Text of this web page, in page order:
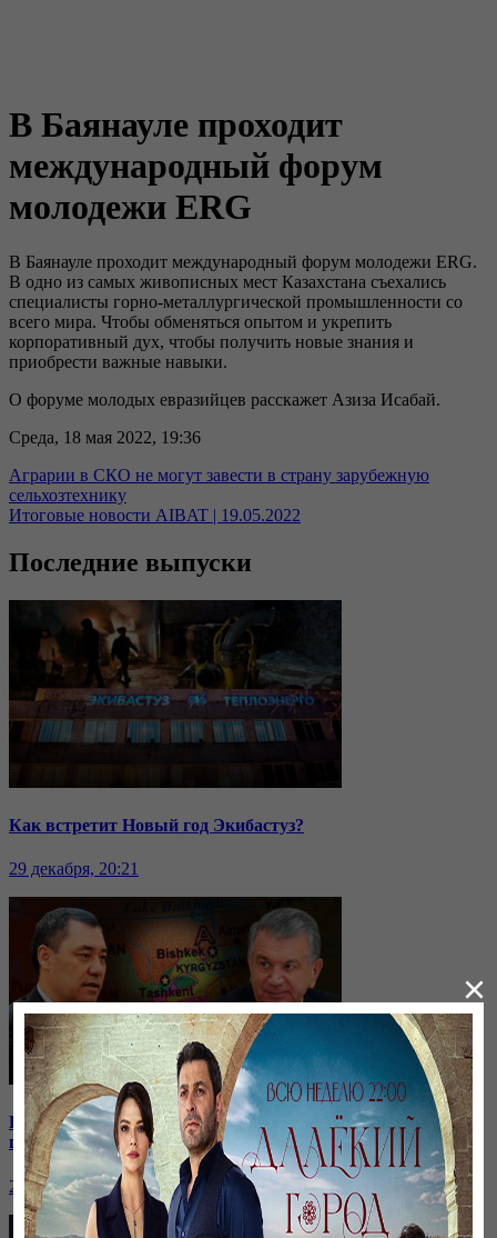
В Баянауле проходит
международный форум
молодежи ERG
В Баянауле проходит международный форум молодежи ERG.
В одно из самых живописных мест Казахстана съехались
специалисты горно-металлургической промышленности со
всего мира. Чтобы обменяться опытом и укрепить
корпоративный дух, чтобы получить новые знания и
приобрести важные навыки.
О форуме молодых евразийцев расскажет Азиза Исабай.
Среда, 18 мая 2022, 19:36
Аграрии в СКО не могут завести в страну зарубежную
сельхозтехнику
Итоговые новости AIBAT | 19.05.2022
Последние выпуски
Как встретит Новый год Экибастуз?
29 декабря, 20:21
Кыргызстан отдаёт водохранилище: на какие уступки
пошли соседи?
24 ноября, 20:44
×